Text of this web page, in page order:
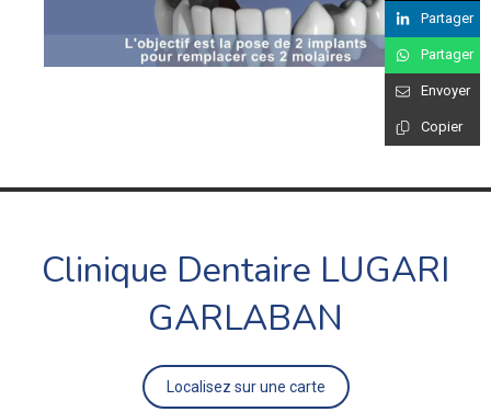
Partager
Partager
Envoyer
Copier
Clinique Dentaire LUGARI
GARLABAN
Localisez sur une carte